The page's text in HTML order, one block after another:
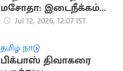
மசோதா: இடைநீக்கம்
செய்ய நாடாளுமன்ற
Jul 12, 2026, 12:07 IST
தமிழ் நாடு
பிக்பாஸ் திவாகரை